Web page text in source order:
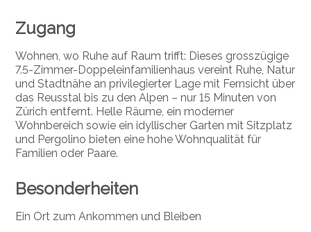
Zugang
Wohnen, wo Ruhe auf Raum trifft: Dieses grosszügige
7.5-Zimmer-Doppeleinfamilienhaus vereint Ruhe, Natur
und Stadtnähe an privilegierter Lage mit Fernsicht über
das Reusstal bis zu den Alpen – nur 15 Minuten von
Zürich entfernt. Helle Räume, ein moderner
Wohnbereich sowie ein idyllischer Garten mit Sitzplatz
und Pergolino bieten eine hohe Wohnqualität für
Familien oder Paare.
Besonderheiten
Ein Ort zum Ankommen und Bleiben